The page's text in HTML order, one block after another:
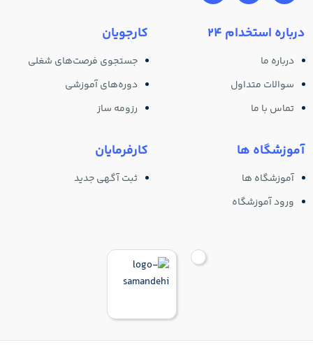
درباره استخدام 24
درباره ما
سوالات متداول
تماس با ما
آموزشگاه ها
آموزشگاه ها
ورود آموزشگاه
کارجویان
جستجوی فرصت‌های شغلی
دوره‌های آموزشی
رزومه ساز
کارفرمایان
ثبت آگهی جدید